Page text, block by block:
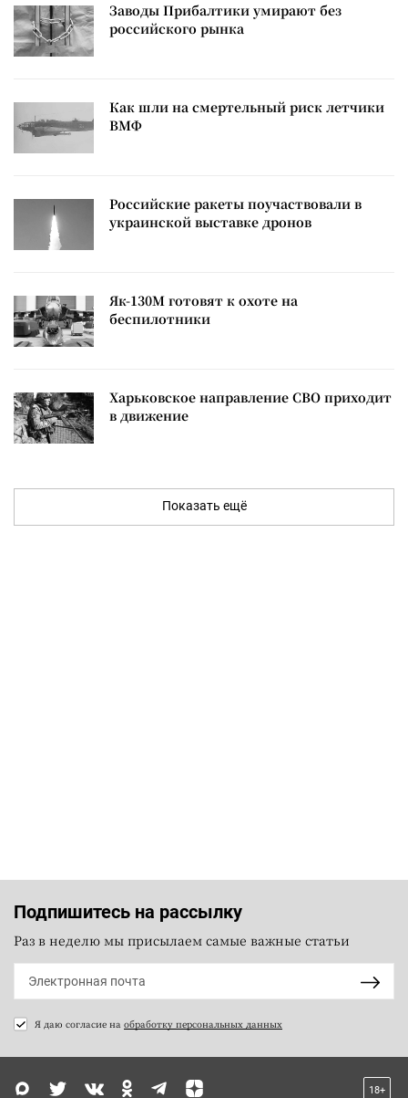
Заводы Прибалтики умирают без
российского рынка
Как шли на смертельный риск летчики
ВМФ
Российские ракеты поучаствовали в
украинской выставке дронов
Як-130М готовят к охоте на
беспилотники
Харьковское направление СВО приходит
в движение
Показать ещё
Подпишитесь на рассылку
Раз в неделю мы присылаем самые важные статьи
Я даю согласие на обработку персональных данных
18+